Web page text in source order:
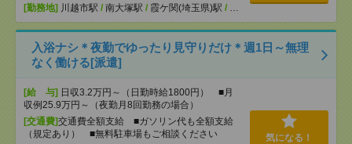
[勤務地] 川越市駅 / 南大塚駅 / 霞ケ関(埼玉県)駅 / …
入浴ナシ＊夜勤でゆったり見守りだけ＊週1日～無理
なく働ける[派遣]
[給 与] 日収3.2万円～（日勤時給1800円） ■月
収例25.9万円～（夜勤月8回勤務の場合）
[交通費]交通費全額支給 ■ガソリン代も全額支給
（規定あり） ■無料駐車場もご相談ください
気になる！